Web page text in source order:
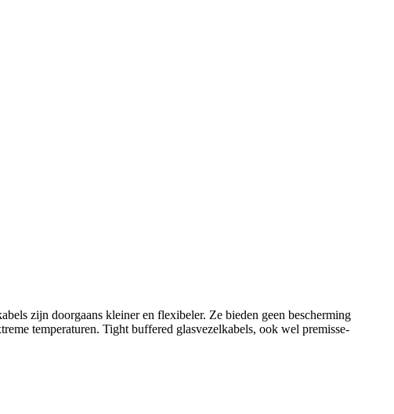
zijn doorgaans kleiner en flexibeler. Ze bieden geen bescherming
temperaturen. Tight buffered glasvezelkabels, ook wel premisse-